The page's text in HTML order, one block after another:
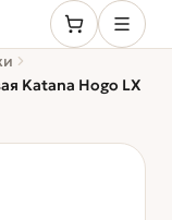
Katana Hogo LX